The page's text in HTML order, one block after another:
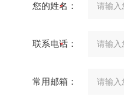
您的姓名：
联系电话：
常用邮箱：